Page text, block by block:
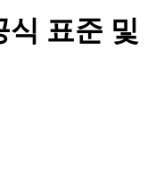
식 표준 및